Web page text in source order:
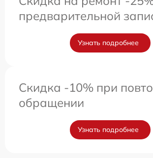
предварительной
Узнать подробнее
Скидка -10% при
обращении
Узнать подробнее